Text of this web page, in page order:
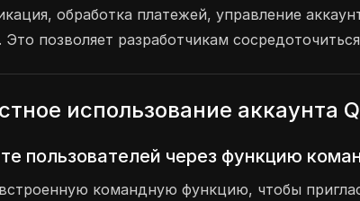
обработка платежей, управление
Это позволяет разработчикам
использование аккаунта
пользователей через функцию
командную функцию, чтобы